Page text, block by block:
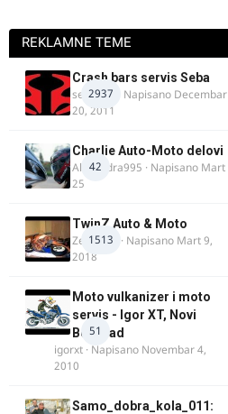
REKLAMNE TEME
2937
Crash bars servis Seba
seba011 · Napisano Decembar
20, 2011
42
Charlie Auto-Moto delovi
Alexandra995 · Napisano Mart
25
1513
TwinZ Auto & Moto
Zeljkamp · Napisano Mart 9,
2018
51
Moto vulkanizer i moto
servis - Igor XT, Novi
Beograd
igorxt · Napisano Novembar 4,
2010
Samo_dobra_kola_011: